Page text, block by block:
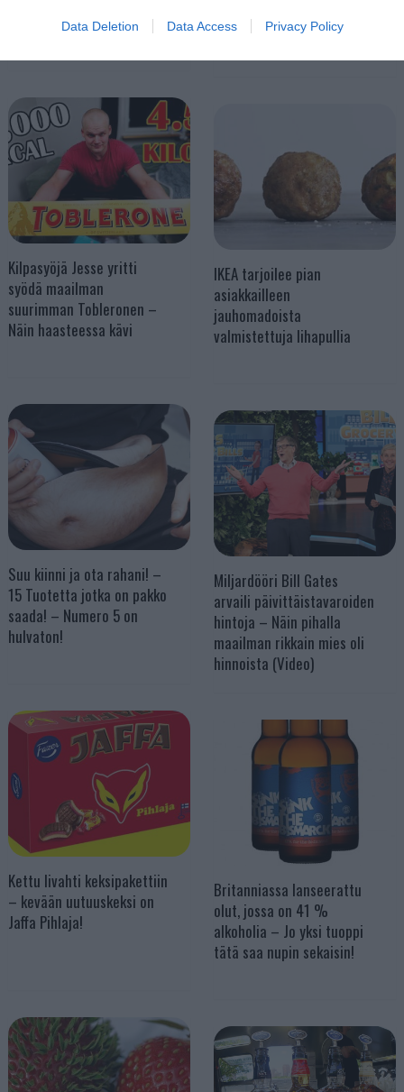
Data Deletion Data Access Privacy Policy
Kilpasyöjä Jesse yritti
syödä maailman
suurimman Tobleronen –
Näin haasteessa kävi
IKEA tarjoilee pian
asiakkailleen
jauhomadoista
valmistettuja lihapullia
Suu kiinni ja ota rahani! –
15 Tuotetta jotka on pakko
saada! – Numero 5 on
hulvaton!
Miljardööri Bill Gates
arvaili päivittäistavaroiden
hintoja – Näin pihalla
maailman rikkain mies oli
hinnoista (Video)
Kettu livahti keksipakettiin
– kevään uutuuskeksi on
Jaffa Pihlaja!
Britanniassa lanseerattu
olut, jossa on 41 %
alkoholia – Jo yksi tuoppi
tätä saa nupin sekaisin!